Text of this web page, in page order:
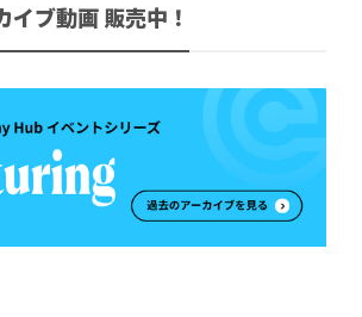
イブ動画 販売中！